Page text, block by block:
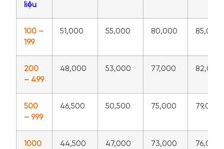
liệu
100 –
199
51,000 55,000 80,000 85,000
200
– 499
48,000 53,000 77,000 82,000
500
– 999
46,500 50,500 75,000 79,000
1000
44,500 47,000 73,000 76,000